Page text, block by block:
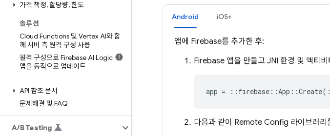
가격 책정,할당량,한도
솔루션
Cloud Functions 및 Vertex AI와 함
께 서버 측 원격 구성 사용
원격 구성으로 Firebase AI Logic
앱을 동적으로 업데이트
API 참조 문서
문제해결 및 FAQ
A/B Testing
Android iOS+
앱에 Firebase를 추가한 후:
Firebase 앱을 만들고 JNI 환경 및 액티비
app = :: firebase ::App ::Create(
다음과 같이 Remote Config 라이브러리